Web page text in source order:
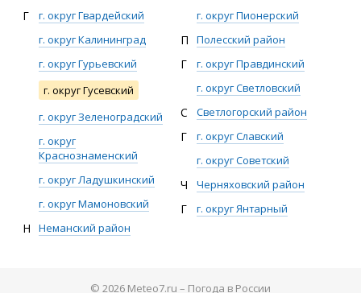
Г
г. округ Гвардейский
г. округ Калининград
г. округ Гурьевский
г. округ Гусевский
г. округ Зеленоградский
г. округ
Краснознаменский
г. округ Ладушкинский
г. округ Мамоновский
Н Неманский район
г. округ Пионерский
П Полесский район
Г
г. округ Правдинский
г. округ Светловский
С Светлогорский район
Г
г. округ Славский
г. округ Советский
Ч Черняховский район
Г г. округ Янтарный
© 2026 Meteo7.ru – Погода в России